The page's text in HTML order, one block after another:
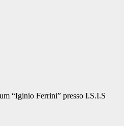
“Iginio Ferrini” presso I.S.I.S